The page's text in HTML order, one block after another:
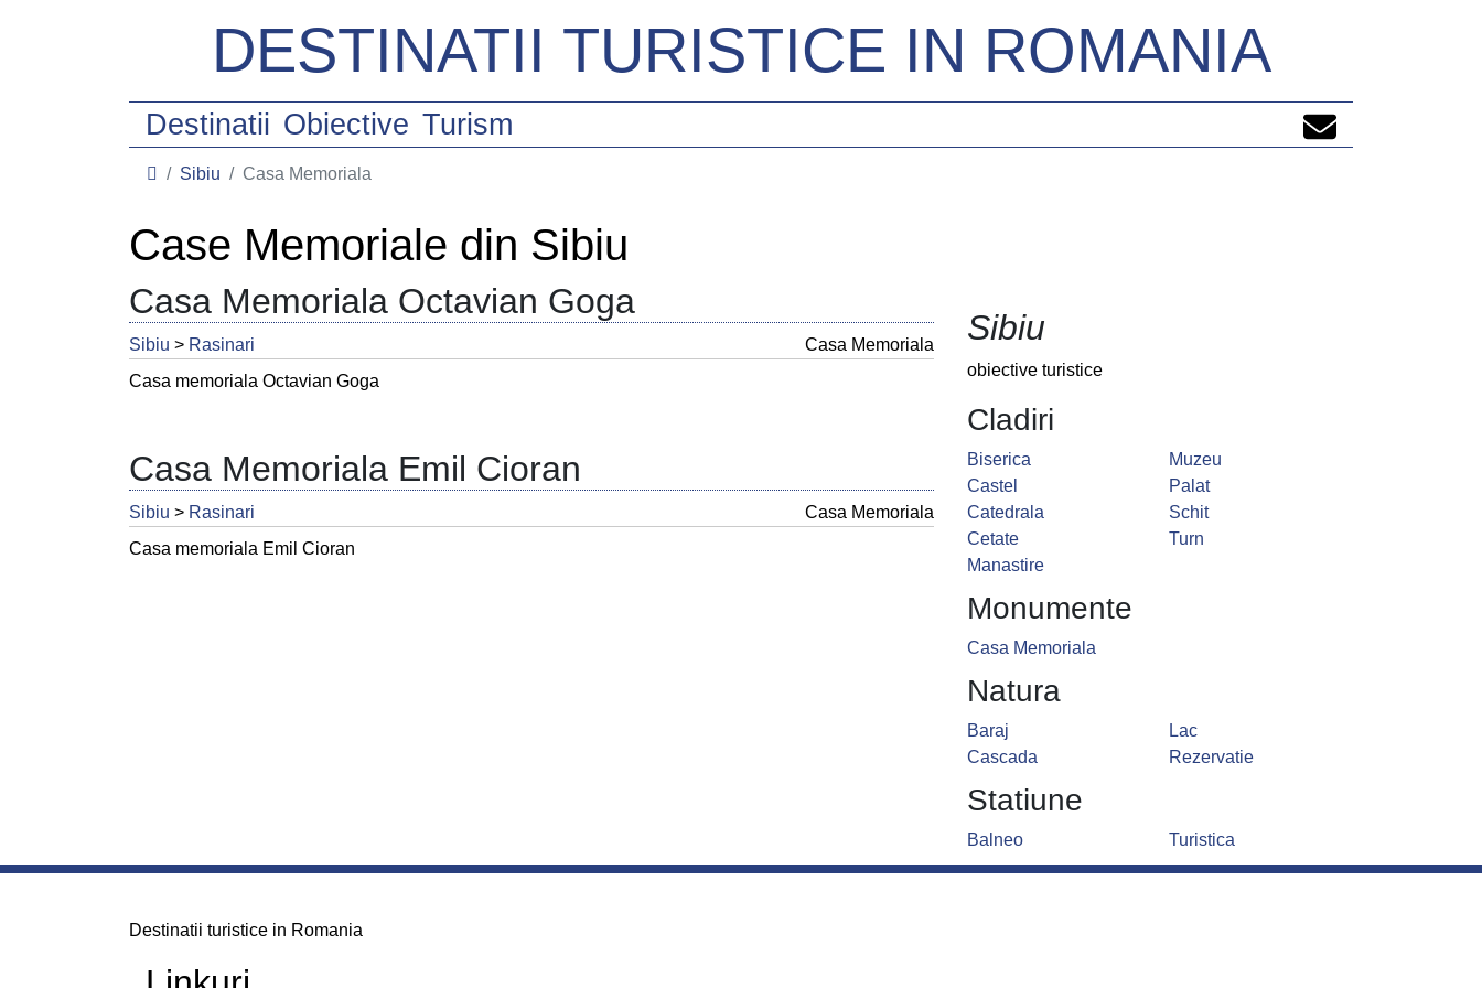
DESTINATII TURISTICE IN ROMANIA
Destinatii Obiective Turism
Sibiu Casa Memoriala
Case Memoriale din Sibiu
Casa Memoriala Octavian Goga
Sibiu > Rasinari
Casa Memoriala
Casa memoriala Octavian Goga
Casa Memoriala Emil Cioran
Sibiu > Rasinari
Casa Memoriala
Casa memoriala Emil Cioran
Sibiu
obiective turistice
Cladiri
Biserica
Castel
Catedrala
Cetate
Manastire
Muzeu
Palat
Schit
Turn
Monumente
Casa Memoriala
Natura
Baraj
Cascada
Lac
Rezervatie
Statiune
Balneo Turistica
Destinatii turistice in Romania